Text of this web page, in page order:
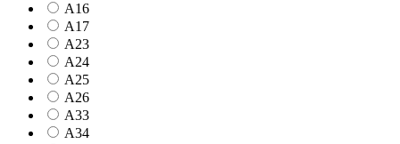
A16
A17
A23
A24
A25
A26
A33
A34